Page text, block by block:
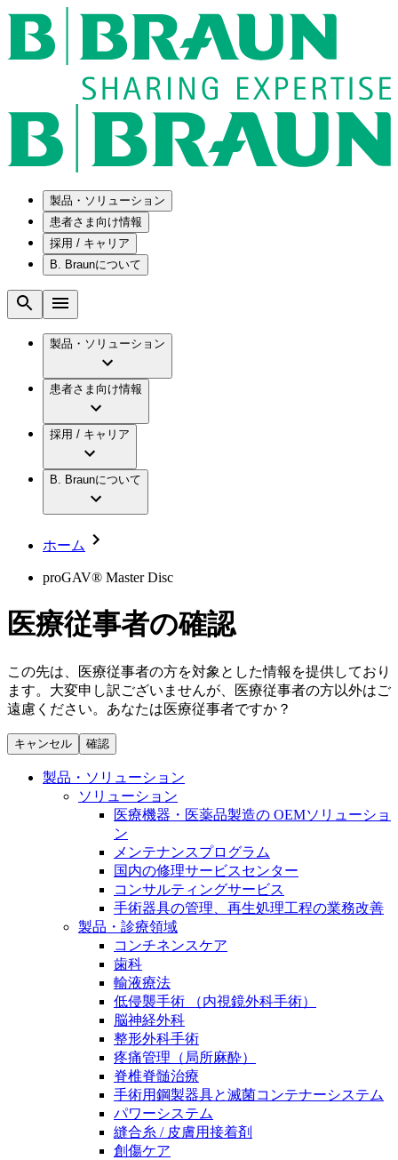
製品・ソリューション
ソリューション
メンテナンスプログラム
国内の修理サービスセンター
手術器具の管理、再生処理工程の業務改善
製品・診療領域
歯科
低侵襲手術 （内視鏡外科手術）
脊椎脊髄治療
パワーシステム
縫合糸 / 皮膚用接着剤
創傷ケア
血管内塞栓術
ソリューション
製品・診療領域
製品ポートフォリオ​
こちらの製品ポートフォリオからも、製品をお探しい
ただくことができます。
患者さま向け情報
腰椎椎間板ヘルニアについて
水頭症について
慢性創傷の治癒
アクトリーン ハイライト カテ
アクトリーン ハイライト セット
疾患・症状
膝関節の構造とその疾患
身体の中で最も大きい関節である膝関節。日常の生活
を支える、その機能や特徴とは？傷めてしまった場合
には、どのような治療の選択肢があるのでしょう。
採用 / キャリア
ビー・ブラウンエースクラップ株式会社の
ビー・ブラウンエースクラップ株式会社の
会社概要
報
要
キャリア（B. Braunで働くということ）
私たちのカルチャー
キャリア（B. Braunで働くということ）
採用情報
ビー・ブラウンエースクラッﾌﾟで新たな可能性を見つ
けませんか？現在募集中のポジションをご覧いただけ
B. Braunについて
ビジョンとバリュー
ブランド
ついて
イノベーション
私たちの責任
多様性
お問合せ
お問合せフォーム
ニューススペース
私たちの責任
ニューススペース
製品・ソリューション
患者さま向け情報
採用 / キャリア
B. Braunについて
ホーム
proGAV® Master Disc
医療従事者の確認
この先は、医療従事者の方を対象とした情報を提供しており
ます。大変申し訳ございませんが、医療従事者の方以外はご
遠慮ください。あなたは医療従事者ですか？
キャンセル 確認
製品・ソリューション
ソリューション
医療機器・医薬品製造の OEMソリューショ
ン
メンテナンスプログラム
国内の修理サービスセンター
コンサルティングサービス
手術器具の管理、再生処理工程の業務改善
製品・診療領域
コンチネンスケア
歯科
輸液療法
低侵襲手術 （内視鏡外科手術）
脳神経外科
整形外科手術
疼痛管理（局所麻酔）
脊椎脊髄治療
手術用鋼製器具と滅菌コンテナーシステム
パワーシステム
縫合糸 / 皮膚用接着剤
創傷ケア